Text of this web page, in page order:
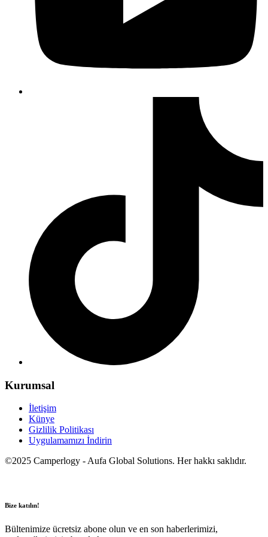
Kurumsal
İletişim
Künye
Gizlilik Politikası
Uygulamamızı İndirin
©2025 Camperlogy - Aufa Global Solutions. Her hakkı saklıdır.
Bize katılın!
Bültenimize ücretsiz abone olun ve en son haberlerimizi,